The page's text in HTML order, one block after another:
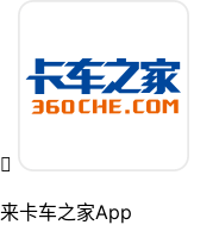

来卡车之家App